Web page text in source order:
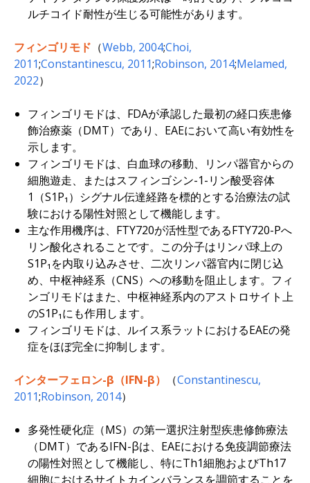
ルチコイド耐性が生じる可能性があります。
フィンゴリモド （Webb, 2004;Choi,
2011;Constantinescu, 2011;Robinson, 2014;Melamed,
2022）
フィンゴリモドは、FDAが承認した最初の経口疾患修
飾治療薬（DMT）であり、EAEにおいて高い有効性を
示します。
フィンゴリモドは、白血球の移動、リンパ器官からの
細胞遊走、またはスフィンゴシン-1-リン酸受容体
1（S1P₁）シグナル伝達経路を標的とする治療法の試
験における陽性対照として機能します。
主な作用機序は、FTY720が活性型であるFTY720-Pへ
リン酸化されることです。この分子はリンパ球上の
S1P₁を内取り込みさせ、二次リンパ器官内に閉じ込
め、中枢神経系（CNS）への移動を阻止します。フィ
ンゴリモドはまた、中枢神経系内のアストロサイト上
のS1P₁にも作用します。
フィンゴリモドは、ルイス系ラットにおけるEAEの発
症をほぼ完全に抑制します。
インターフェロン-β（IFN-β） （Constantinescu,
2011;Robinson, 2014）
多発性硬化症（MS）の第一選択注射型疾患修飾療法
（DMT）であるIFN-βは、EAEにおける免疫調節療法
の陽性対照として機能し、特にTh1細胞およびTh17
細胞におけるサイトカインバランスを調節することを